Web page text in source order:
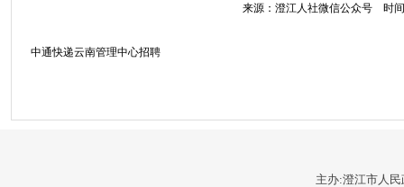
来源：澄江人社微信公众号 时
中通快递云南管理中心招聘
主办:澄江市人民